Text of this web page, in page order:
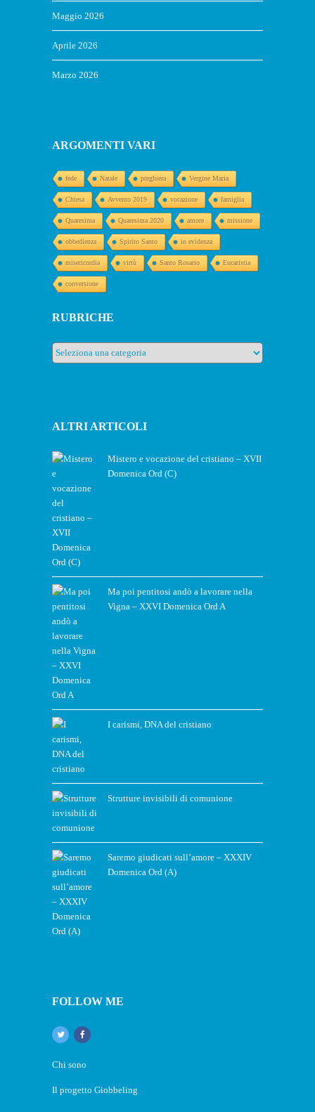
Maggio 2026
Aprile 2026
Marzo 2026
ARGOMENTI VARI
fede Natale preghiera Vergine Maria
Chiesa Avvento 2019 vocazione famiglia
Quaresima Quaresima 2020 amore missione
obbedienza Spirito Santo in evidenza
misericordia virtù Santo Rosario Eucaristia
conversione
RUBRICHE
Rubriche
ALTRI ARTICOLI
Mistero e vocazione del cristiano – XVII
Domenica Ord (C)
Ma poi pentitosi andò a lavorare nella
Vigna – XXVI Domenica Ord A
I carismi, DNA del cristiano
Strutture invisibili di comunione
Saremo giudicati sull’amore – XXXIV
Domenica Ord (A)
FOLLOW ME
Chi sono
Il progetto Giobbeling